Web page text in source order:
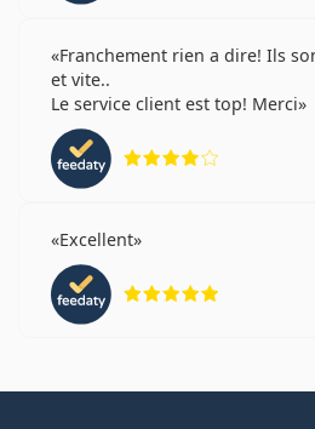
Franchement rien a dire! Ils
et vite..
Le service client est top! Merci
Excellent